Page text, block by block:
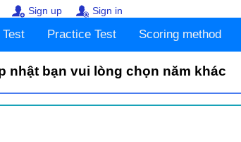
Sign up Sign in
Practice Test Scoring method
nhật bạn vui lòng chọn năm khác